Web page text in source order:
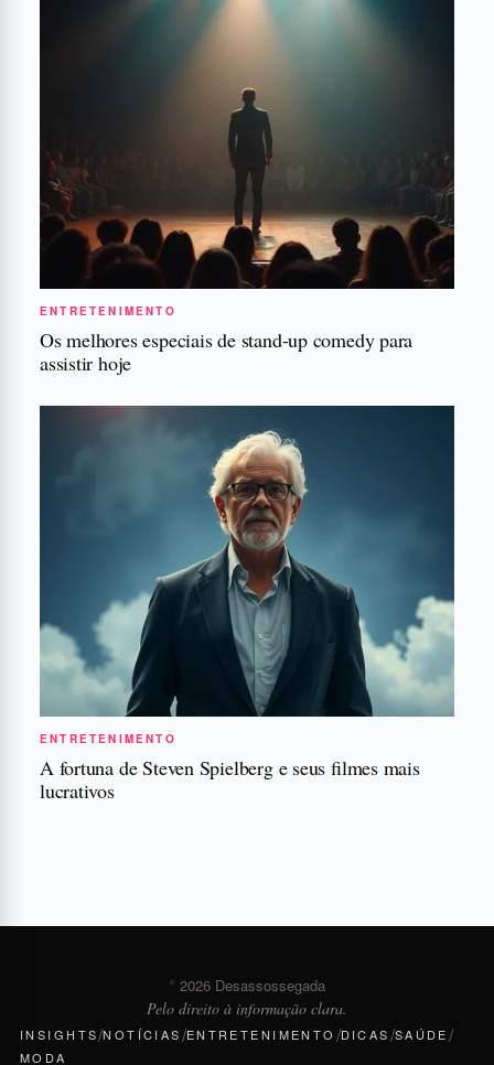
ENTRETENIMENTO
Os melhores especiais de stand-up comedy para
assistir hoje
ENTRETENIMENTO
A fortuna de Steven Spielberg e seus filmes mais
lucrativos
© 2026 Desassossegada
Pelo direito à informação clara.
INSIGHTS/NOTÍCIAS/ENTRETENIMENTO /DICAS/SAÚDE/
MODA